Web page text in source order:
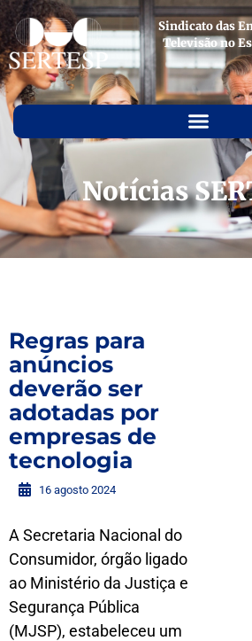
Sindicato das
Televisão no
Notícias
Regras para
anúncios
deverão ser
adotadas por
empresas de
tecnologia
16 agosto 2024
A Secretaria Nacional do
Consumidor, órgão ligado
ao Ministério da Justiça e
Segurança Pública
(MJSP), estabeleceu um